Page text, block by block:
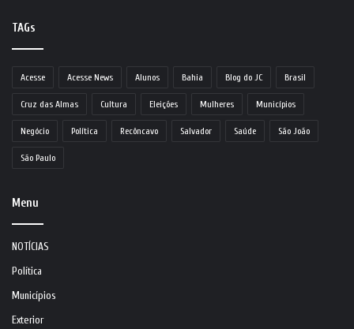
TAGs
Acesse Acesse News Alunos Bahia Blog do JC Brasil
Cruz das Almas Cultura Eleições Mulheres Municípios
Negócio Política Recôncavo Salvador Saúde São João
São Paulo
Menu
NOTÍCIAS
Política
Municípios
Exterior